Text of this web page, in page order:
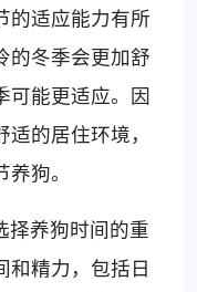
的适应能力有所
的冬季会更加舒
可能更适应。因
的居住环境，
狗。
择养狗时间的重
和精力，包括日